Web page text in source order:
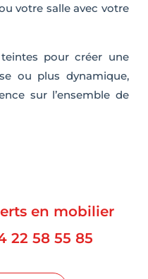
votre salle avec votre
pour créer une
ou plus dynamique,
sur l’ensemble de
en mobilier
22 58 55 85